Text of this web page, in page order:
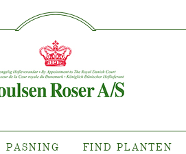
PASNING FIND PLANTEN
PASNING
Pasning af udendørs roser
Pasning af indendørs roser